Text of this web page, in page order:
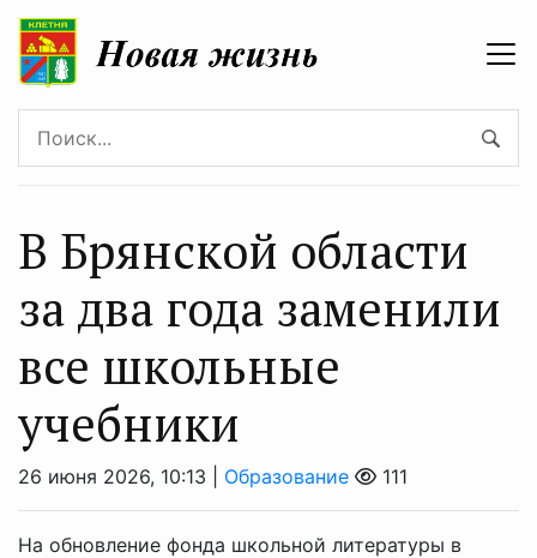
В Брянской области
за два года заменили
все школьные
учебники
26 июня 2026, 10:13 | Образование 111
На обновление фонда школьной литературы в